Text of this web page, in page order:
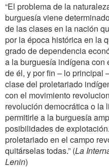
“El problema de la
burguesía viene
de las clases en la nación
por la época histórica en la
grado de dependencia
a la burguesía indígena con
de él, y por fin – lo principal
clase del proletariado
con el movimiento
revolución democrática o la
permitirle a la burguesía
posibilidades de
proletariado en el campo
quitárselas todas.” (La
Lenin)